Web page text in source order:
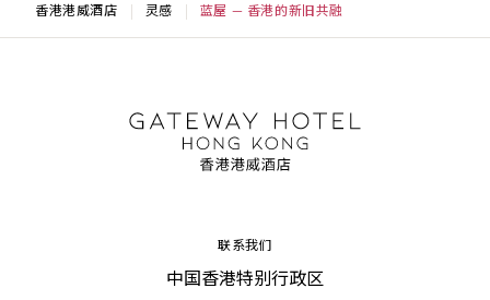
香港港威酒店 灵感 蓝屋 — 香港的新旧共融
联系我们
中国香港特别行政区